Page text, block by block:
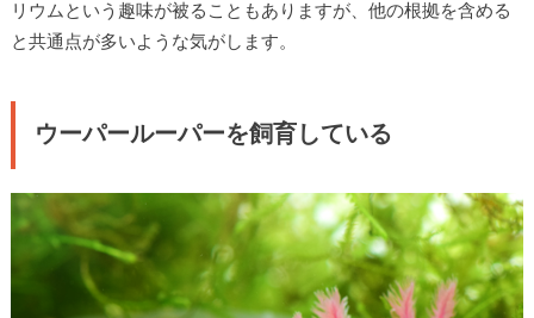
リウムという趣味が被ることもありますが、他の根拠を含める
と共通点が多いような気がします。
ウーパールーパーを飼育している